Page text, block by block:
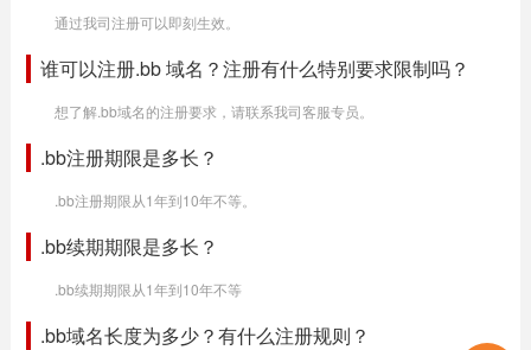
通过我司注册可以即刻生效。
谁可以注册.bb 域名？注册有什么特别要求限制吗？
想了解.bb域名的注册要求，请联系我司客服专员。
.bb注册期限是多长？
.bb注册期限从1年到10年不等。
.bb续期期限是多长？
.bb续期期限从1年到10年不等
.bb域名长度为多少？有什么注册规则？